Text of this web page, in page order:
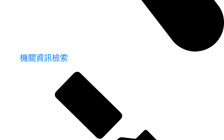
機關資訊檢索